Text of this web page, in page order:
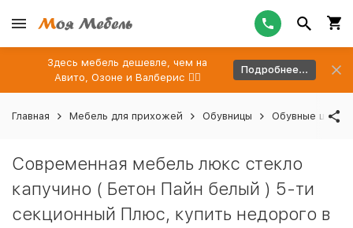
Здесь мебель дешевле, чем на
Авито, Озоне и Валберис 👉🏻
Подробнее...
Главная Мебель для прихожей Обувницы Обувные
Современная мебель люкс стекло
капучино ( Бетон Пайн белый ) 5-ти
секционный Плюс, купить недорого в